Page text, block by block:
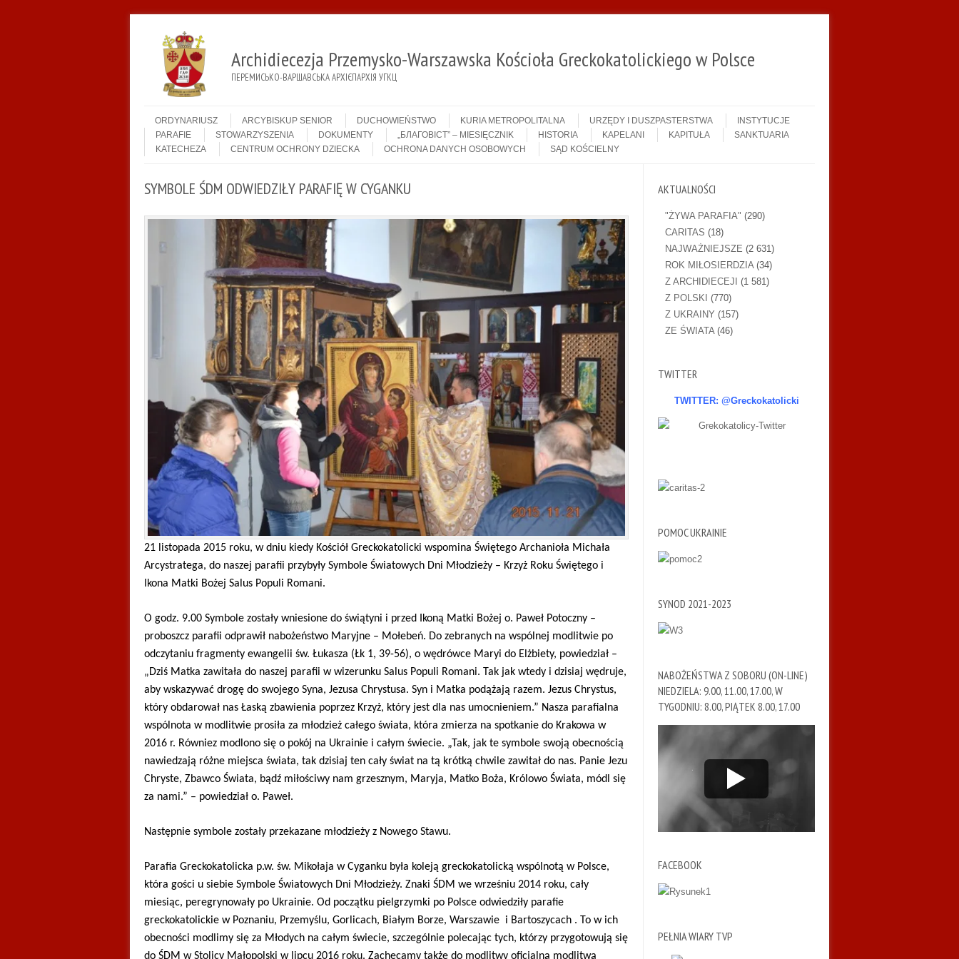
Archidiecezja Przemysko-Warszawska Kościoła Greckokatolickiego w Polsce
ПЕРЕМИСЬКО-ВАРШАВСЬКА АРХІЄПАРХІЯ УГКЦ
Menu
ORDYNARIUSZ
ARCYBISKUP SENIOR DUCHOWIEŃSTWO KURIA METROPOLITALNA URZĘDY I DUSZPASTERSTWA
INSTYTUCJE
PARAFIE
STOWARZYSZENIA DOKUMENTY „БЛАГОВІСТ” – MIESIĘCZNIK HISTORIA KAPELANI KAPITUŁA
SANKTUARIA
KATECHEZA
CENTRUM OCHRONY DZIECKA OCHRONA DANYCH OSOBOWYCH SĄD KOŚCIELNY
SYMBOLE ŚDM ODWIEDZIŁY PARAFIĘ W CYGANKU
21 listopada 2015 roku, w dniu kiedy Kościół Greckokatolicki wspomina Świętego Archanioła Michała
Arcystratega, do naszej parafii przybyły Symbole Światowych Dni Młodzieży – Krzyż Roku Świętego i
Ikona Matki Bożej Salus Populi Romani.
O godz. 9.00 Symbole zostały wniesione do świątyni i przed Ikoną Matki Bożej o. Paweł Potoczny –
proboszcz parafii odprawił nabożeństwo Maryjne – Mołebeń. Do zebranych na wspólnej modlitwie po
odczytaniu fragmenty ewangelii św. Łukasza (Łk 1, 39-56), o wędrówce Maryi do Elżbiety, powiedział –
„Dziś Matka zawitała do naszej parafii w wizerunku Salus Populi Romani. Tak jak wtedy i dzisiaj wędruje,
aby wskazywać drogę do swojego Syna, Jezusa Chrystusa. Syn i Matka podążają razem. Jezus Chrystus,
który obdarował nas Łaską zbawienia poprzez Krzyż, który jest dla nas umocnieniem.” Nasza parafialna
wspólnota w modlitwie prosiła za młodzież całego świata, która zmierza na spotkanie do Krakowa w
2016 r. Równiez modlono się o pokój na Ukrainie i całym świecie. „Tak, jak te symbole swoją obecnością
nawiedzają różne miejsca świata, tak dzisiaj ten cały świat na tą krótką chwile zawitał do nas. Panie Jezu
Chryste, Zbawco Świata, bądź miłościwy nam grzesznym, Maryja, Matko Boża, Królowo Świata, módl się
za nami.” – powiedział o. Paweł.
Następnie symbole zostały przekazane młodzieży z Nowego Stawu.
Parafia Greckokatolicka p.w. św. Mikołaja w Cyganku była koleją greckokatolicką wspólnotą w Polsce,
która gości u siebie Symbole Światowych Dni Młodzieży. Znaki ŚDM we wrześniu 2014 roku, cały
miesiąc, peregrynowały po Ukrainie. Od początku pielgrzymki po Polsce odwiedziły parafie
greckokatolickie w Poznaniu, Przemyślu, Gorlicach, Białym Borze, Warszawie i Bartoszycach . To w ich
obecności modlimy się za Młodych na całym świecie, szczególnie polecając tych, którzy przygotowują się
do ŚDM w Stolicy Małopolski w lipcu 2016 roku. Zachęcamy także do modlitwy oficjalną modlitwą
AKTUALNOŚCI
"ŻYWA PARAFIA" (290)
CARITAS (18)
NAJWAŻNIEJSZE (2 631)
ROK MIŁOSIERDZIA(34)
Z ARCHIDIECEJI (1 581)
Z POLSKI (770)
Z UKRAINY (157)
ZE ŚWIATA(46)
TWITTER
TWITTER: @Greckokatolicki
POMOC UKRAINIE
SYNOD 2021-2023
NABOŻEŃSTWA Z SOBORU (ON-LINE)
NIEDZIELA: 9.00, 11.00, 17.00, W
TYGODNIU: 8.00, PIĄTEK 8.00, 17.00
FACEBOOK
PEŁNIA WIARY TVP